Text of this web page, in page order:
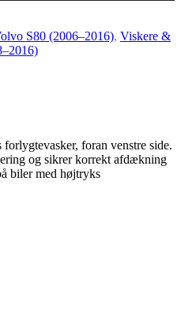
S80 (2006–2016), Viskere &
foran venstre side.
og sikrer korrekt afdækning
biler med højtryks